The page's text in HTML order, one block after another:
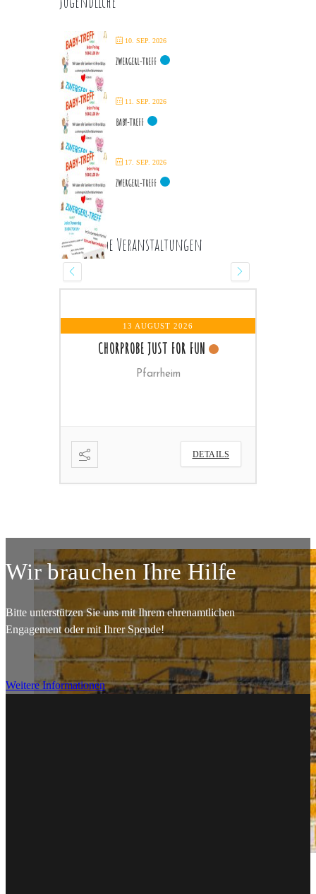
10. SEP. 2026
ZWERGERL-TREFF
11. SEP. 2026
BABY-TREFF
17. SEP. 2026
ZWERGERL-TREFF
Kommende Veranstaltungen
CHORPROBE JUST FOR FUN
14 AUGUST 2026
WORTGOTTESDIENST
Wir brauchen Ihre Hilfe
Bitte unterstützen Sie uns mit Ihrem ehrenamtlichen
Engagement oder mit Ihrer Spende!
Weitere Informationen